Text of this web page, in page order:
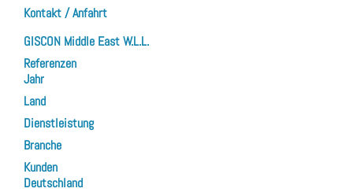
Kontakt / Anfahrt
GISCON Middle East W.L.L.
Referenzen
Jahr
Land
Dienstleistung
Branche
Kunden
Deutschland